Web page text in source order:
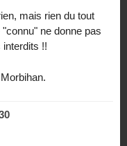
mais rien du tout
ne donne pas
!!